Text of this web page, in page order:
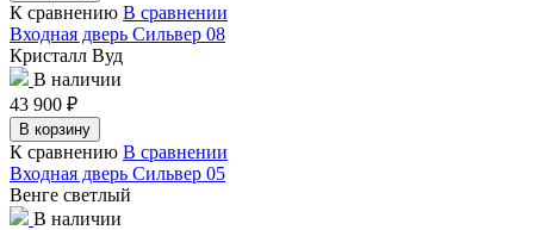
К сравнению В сравнении
Входная дверь Сильвер 08
Кристалл Вуд
В наличии
43 900 ₽
В корзину
К сравнению В сравнении
Входная дверь Сильвер 05
Венге светлый
В наличии